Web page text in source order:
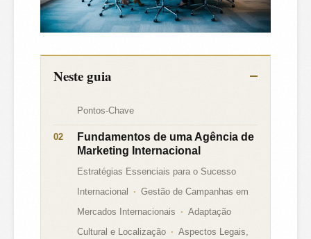
Neste guia
Pontos-Chave
Fundamentos de uma Agência de
Marketing Internacional
Estratégias Essenciais para o Sucesso
Internacional
Gestão de Campanhas em
Mercados Internacionais
Adaptação
Cultural e Localização
Aspectos Legais,